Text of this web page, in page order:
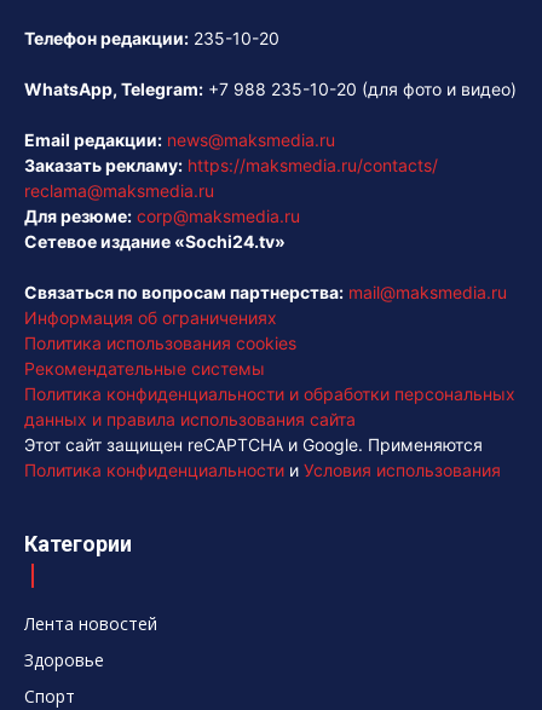
Телефон редакции: 235-10-20
WhatsApp, Telegram: +7 988 235-10-20 (для фото и видео)
Email редакции: news@maksmedia.ru
Заказать рекламу: https://maksmedia.ru/contacts/
reclama@maksmedia.ru
Для резюме: corp@maksmedia.ru
Сетевое издание «Sochi24.tv»
Связаться по вопросам партнерства: mail@maksmedia.ru
Информация об ограничениях
Политика использования cookies
Рекомендательные системы
Политика конфиденциальности и обработки персональных
данных и правила использования сайта
Этот сайт защищен reCAPTCHA и Google. Применяются
Политика конфиденциальности и Условия использования
Категории
Лента новостей
Здоровье
Спорт